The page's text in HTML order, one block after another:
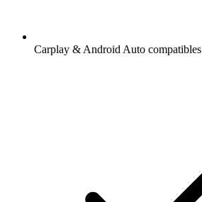
Carplay & Android Auto compatibles